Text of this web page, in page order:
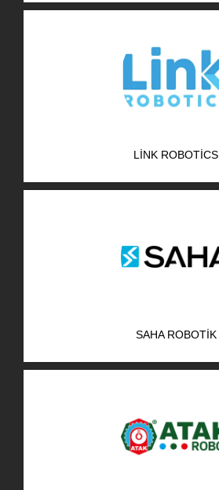
LINK ROBOTICS
SAHA ROBOTIK